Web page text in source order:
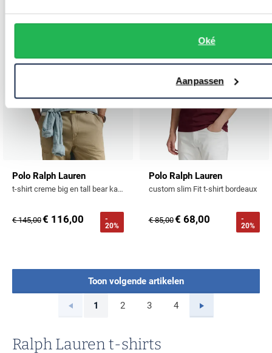
Oké
Aanpassen
Polo Ralph Lauren
t-shirt creme big en tall bear katoen
€ 145,00€ 116,00
-
20%
Polo Ralph Lauren
custom slim Fit t-shirt bordeaux
€ 85,00€ 68,00
-
20%
Toon volgende artikelen
Vorige
1
2
3
Page
4 Volgende
Ralph Lauren t-shirts